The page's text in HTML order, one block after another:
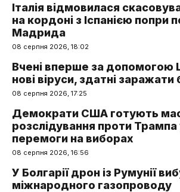
Італія відмовилася
на кордоні з Іспанією попри
Мадрида
08 серпня 2026, 18:02
Вчені вперше за допомогою
нові віруси, здатні заражати
08 серпня 2026, 17:25
Демократи США готують
розслідування проти Трампа
перемоги на виборах
08 серпня 2026, 16:56
У Болгарії дрон із Румунії
міжнародного газопроводу